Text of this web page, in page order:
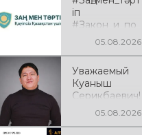
іп
#Закон_и_по
рядок05.08.2026
Уважаемый
Куаныш
Серикбаевич!
От всей05.08.2026